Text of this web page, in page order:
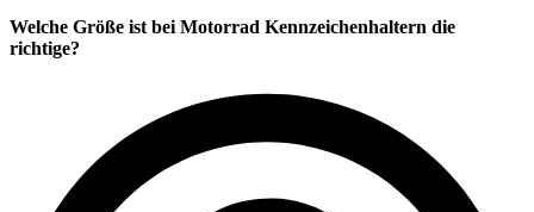
Welche Größe ist bei Motorrad Kennzeichenhaltern die
richtige?